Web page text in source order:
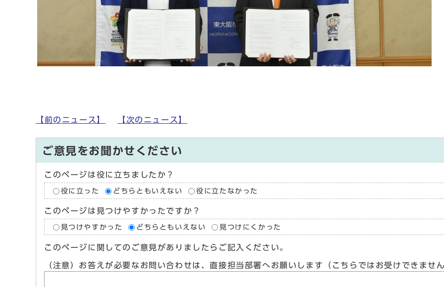
【前のニュース】 【次のニュース】
ご意見をお聞かせください
このページは役に立ちましたか？
役に立った どちらともいえない 役に立たなかった
このページは見つけやすかったですか？
見つけやすかった どちらともいえない 見つけにくかった
このページに関してのご意見がありましたらご記入ください。
（注意）お答えが必要なお問い合わせは、直接担当部署へお願いします（こちらではお受けできませ